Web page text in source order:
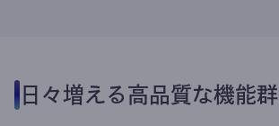
日々増える高品質な機能群